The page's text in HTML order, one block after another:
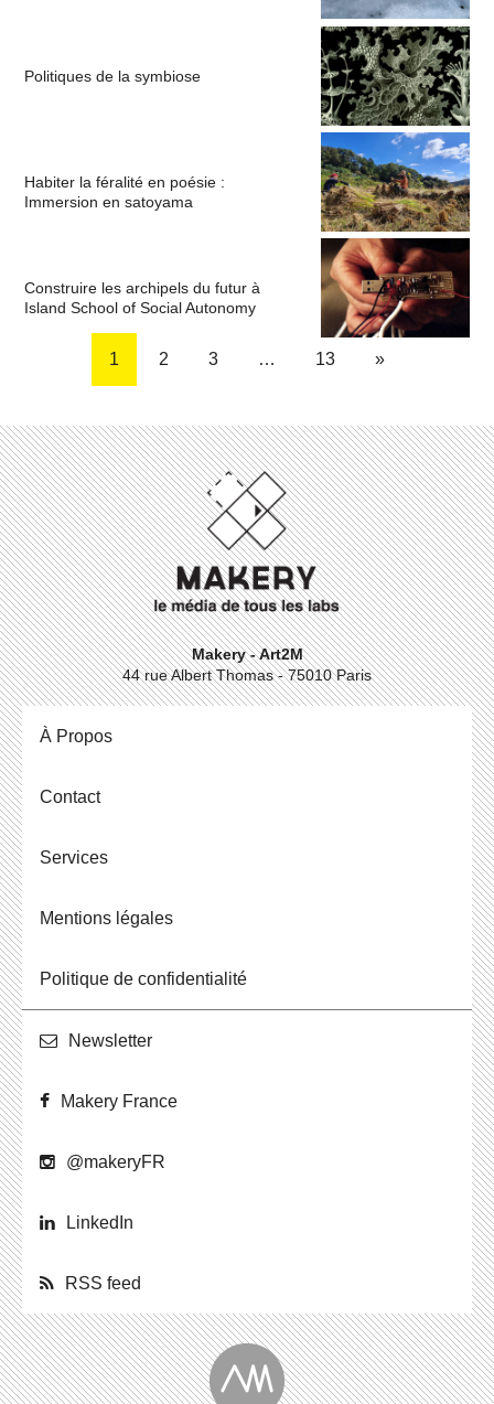
Politiques de la symbiose
Habiter la féralité en poésie :
Immersion en satoyama
Construire les archipels du futur à
Island School of Social Autonomy
1 2 3 … 13 »
Makery - Art2M
44 rue Albert Thomas - 75010 Paris
À Propos
Contact
Ser­vices
Men­tions légales
Po­li­tique de confidentialité
News­let­ter
Makery France
@ma­ke­ryFR
Lin­ke­dIn
RSS feed